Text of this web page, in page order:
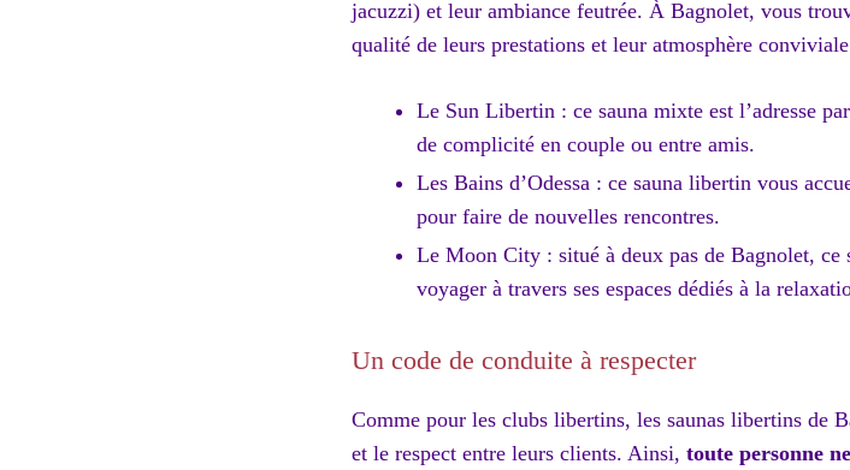
jacuzzi) et leur ambiance feutrée. À Bagnolet, vous
qualité de leurs prestations et leur atmosphère
Le Sun Libertin : ce sauna mixte est l’adresse
de complicité en couple ou entre amis.
Les Bains d’Odessa : ce sauna libertin vous
pour faire de nouvelles rencontres.
Le Moon City : situé à deux pas de Bagnolet,
voyager à travers ses espaces dédiés à la
Un code de conduite à respecter
Comme pour les clubs libertins, les saunas libertins de
et le respect entre leurs clients. Ainsi, toute personne